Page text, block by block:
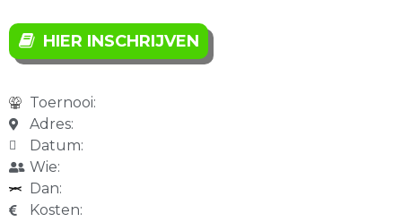
HIER INSCHRIJVEN
Toernooi:
Adres:
Datum:
Wie:
Dan:
Kosten: